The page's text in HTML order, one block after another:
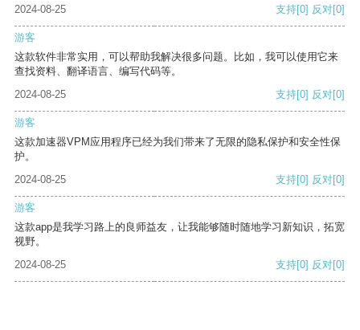
2024-08-25
支持[0] 反对[0]
游客
这款软件非常实用，可以帮助我解决很多问题。比如，我可以使用它来
查找资料、翻译语言、编写代码等。
2024-08-25
支持[0] 反对[0]
游客
这款加速器VPM应用程序已经为我们带来了无限的隐私保护和安全性保
护。
2024-08-25
支持[0] 反对[0]
游客
这款app是我学习路上的良师益友，让我能够随时随地学习新知识，拓宽
视野。
2024-08-25
支持[0] 反对[0]